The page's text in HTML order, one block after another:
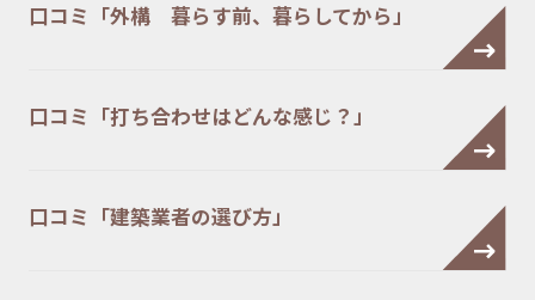
口コミ「外構 暮らす前、暮らしてから」
口コミ「打ち合わせはどんな感じ？」
口コミ「建築業者の選び方」